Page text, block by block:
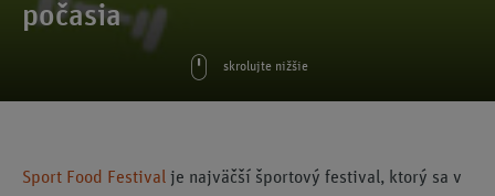
počasia
skrolujte nižšie
Sport Food Festival je najväčší športový festival, ktorý sa v